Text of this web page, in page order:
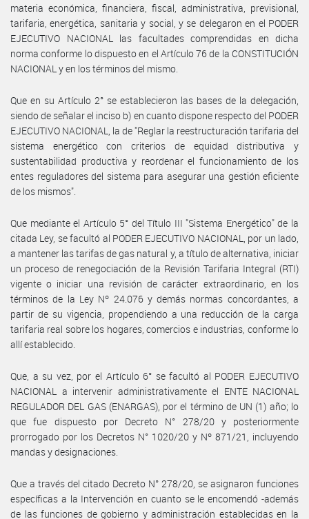
materia económica, financiera, fiscal, administrativa, previsional,
tarifaria, energética, sanitaria y social, y se delegaron en el PODER
EJECUTIVO NACIONAL las facultades comprendidas en dicha
norma conforme lo dispuesto en el Artículo 76 de la CONSTITUCIÓN
NACIONAL y en los términos del mismo.
Que en su Artículo 2° se establecieron las bases de la delegación,
siendo de señalar el inciso b) en cuanto dispone respecto del PODER
EJECUTIVO NACIONAL, la de "Reglar la reestructuración tarifaria del
sistema energético con criterios de equidad distributiva y
sustentabilidad productiva y reordenar el funcionamiento de los
entes reguladores del sistema para asegurar una gestión eficiente
de los mismos".
Que mediante el Artículo 5° del Título III "Sistema Energético" de la
citada Ley, se facultó al PODER EJECUTIVO NACIONAL, por un lado,
a mantener las tarifas de gas natural y, a título de alternativa, iniciar
un proceso de renegociación de la Revisión Tarifaria Integral (RTI)
vigente o iniciar una revisión de carácter extraordinario, en los
términos de la Ley Nº 24.076 y demás normas concordantes, a
partir de su vigencia, propendiendo a una reducción de la carga
tarifaria real sobre los hogares, comercios e industrias, conforme lo
allí establecido.
Que, a su vez, por el Artículo 6° se facultó al PODER EJECUTIVO
NACIONAL a intervenir administrativamente el ENTE NACIONAL
REGULADOR DEL GAS (ENARGAS), por el término de UN (1) año; lo
que fue dispuesto por Decreto N° 278/20 y posteriormente
prorrogado por los Decretos N° 1020/20 y Nº 871/21, incluyendo
mandas y designaciones.
Que a través del citado Decreto N° 278/20, se asignaron funciones
específicas a la Intervención en cuanto se le encomendó -además
de las funciones de gobierno y administración establecidas en la